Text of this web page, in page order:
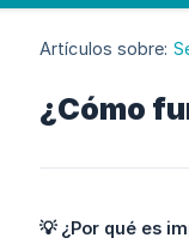
Artículos sobre:
¿Cómo
💡 ¿Por qué es